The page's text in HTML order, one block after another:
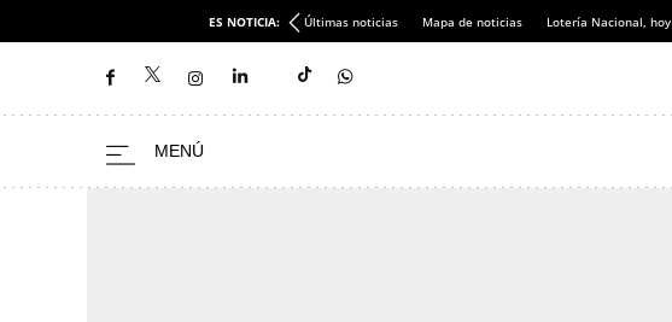
ES NOTICIA: Últimas noticias Mapa de noticias Lotería Nacional, hoy